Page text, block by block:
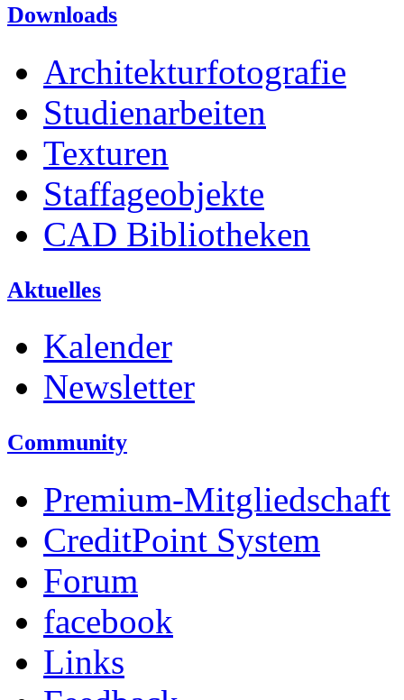
Downloads
Architekturfotografie
Studienarbeiten
Texturen
Staffageobjekte
CAD Bibliotheken
Aktuelles
Kalender
Newsletter
Community
Premium-Mitgliedschaft
CreditPoint System
Forum
facebook
Links